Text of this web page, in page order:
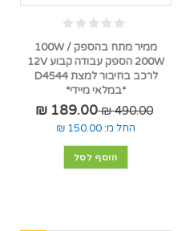
ממיר מתח בהספק 100W /
200W הספק עבודה קבוע 12V
לרכב בחיבור למצת D4544
*במלאי מיידי*
490.00 ₪
189.00 ₪
החל מ: 150.00 ₪
הוסף לסל